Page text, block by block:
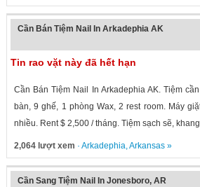
Cần Bán Tiệm Nail In Arkadephia AK
Tin rao vặt này đã hết hạn
Cần Bán Tiệm Nail In Arkadephia AK. Tiệm
bàn, 9 ghế, 1 phòng Wax, 2 rest room. Máy
nhiều. Rent $ 2,500 / tháng. Tiệm sạch sẽ,
2,064 lượt xem · Arkadephia,Arkansas»
Cần Sang Tiệm Nail In Jonesboro, AR